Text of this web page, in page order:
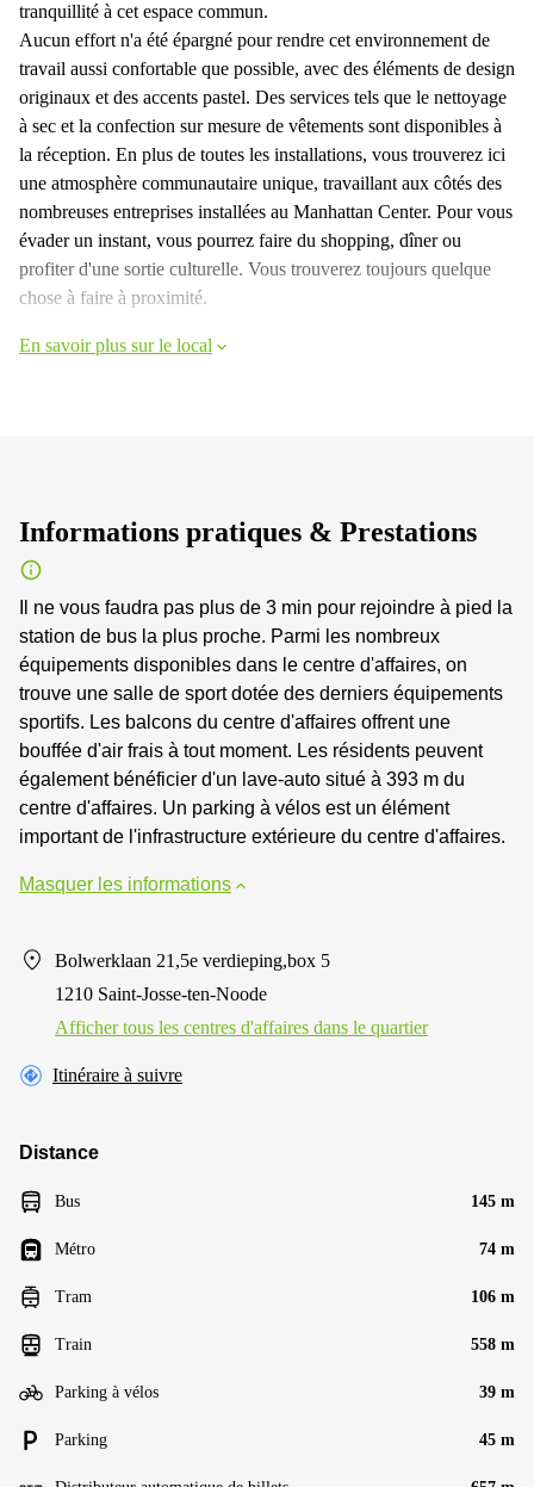
tranquillité à cet espace commun.
Aucun effort n'a été épargné pour rendre cet environnement de
travail aussi confortable que possible, avec des éléments de design
originaux et des accents pastel. Des services tels que le nettoyage
à sec et la confection sur mesure de vêtements sont disponibles à
la réception. En plus de toutes les installations, vous trouverez ici
une atmosphère communautaire unique, travaillant aux côtés des
nombreuses entreprises installées au Manhattan Center. Pour vous
évader un instant, vous pourrez faire du shopping, dîner ou
profiter d'une sortie culturelle. Vous trouverez toujours quelque
chose à faire à proximité.
En savoir plus sur le local
Informations pratiques & Prestations
Il ne vous faudra pas plus de 3 min pour rejoindre à pied la
station de bus la plus proche. Parmi les nombreux
équipements disponibles dans le centre d'affaires, on
trouve une salle de sport dotée des derniers équipements
sportifs. Les balcons du centre d'affaires offrent une
bouffée d'air frais à tout moment. Les résidents peuvent
également bénéficier d'un lave-auto situé à 393 m du
centre d'affaires. Un parking à vélos est un élément
important de l'infrastructure extérieure du centre d'affaires.
Masquer les informations
Bolwerklaan 21,5e verdieping,box 5
1210 Saint-Josse-ten-Noode
Afficher tous les centres d'affaires dans le quartier
Itinéraire à suivre
Distance
Bus 145 m
Métro 74 m
Tram 106 m
Train 558 m
Parking à vélos 39 m
Parking 45 m